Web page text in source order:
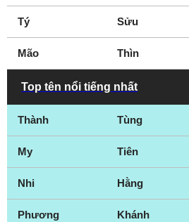
Tý Sửu
Mão Thìn
Top tên nổi tiếng nhất
Thành Tùng
My Tiên
Nhi Hằng
Phương Khánh